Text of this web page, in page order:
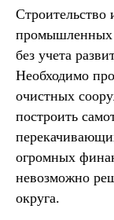
Строительство
промышленных
без учета
Необходимо
очистных
построить
огромных
невозможно
округа.